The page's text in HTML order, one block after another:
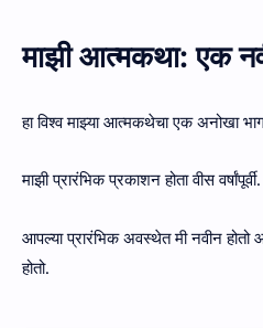
माझी आत्मकथा: एक
हा विश्व माझ्या आत्मकथेचा एक अनोखा
माझी प्रारंभिक प्रकाशन होता वीस वर्षांपूर्वी.
आपल्या प्रारंभिक अवस्थेत मी नवीन होतो
होतो.